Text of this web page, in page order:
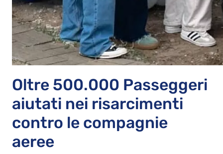
Oltre 500.000 Passeggeri
aiutati nei risarcimenti
contro le compagnie
aeree